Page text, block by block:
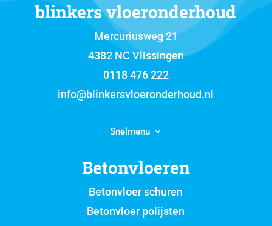
blinkers vloeronderhoud
Mercuriusweg 21
4382 NC Vlissingen
0118 476 222
info@blinkersvloeronderhoud.nl
Snelmenu
Betonvloeren
Betonvloer schuren
Betonvloer polijsten